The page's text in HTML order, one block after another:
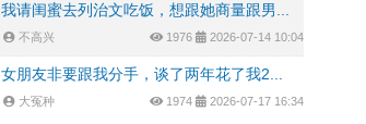
我请闺蜜去列治文吃饭，想跟她商量跟男...
不高兴 1976 2026-07-14 10:04
女朋友非要跟我分手，谈了两年花了我2...
大冤种 1974 2026-07-17 16:34